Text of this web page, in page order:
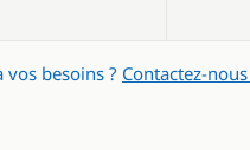
besoins ? Contactez-nous